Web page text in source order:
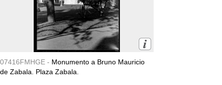
07416FMHGE - Monumento a Bruno Mauricio
de Zabala. Plaza Zabala.